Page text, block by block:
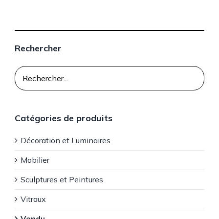
Rechercher
Catégories de produits
Décoration et Luminaires
Mobilier
Sculptures et Peintures
Vitraux